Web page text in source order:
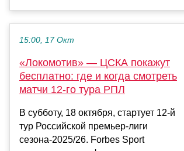
15:00, 17 Окт
«Локомотив» — ЦСКА покажут
бесплатно: где и когда смотреть
матчи 12-го тура РПЛ
В субботу, 18 октября, стартует 12-й
тур Российской премьер-лиги
сезона-2025/26. Forbes Sport